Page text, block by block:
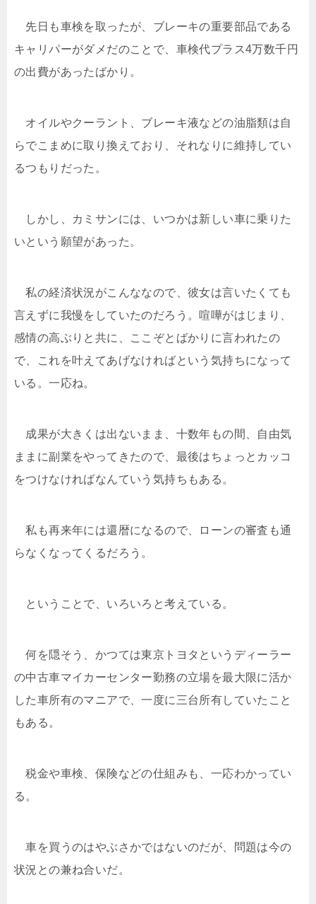
先日も車検を取ったが、ブレーキの重要部品である
キャリパーがダメだのことで、車検代プラス4万数千円
の出費があったばかり。
オイルやクーラント、ブレーキ液などの油脂類は自
らでこまめに取り換えており、それなりに維持してい
るつもりだった。
しかし、カミサンには、いつかは新しい車に乗りた
いという願望があった。
私の経済状況がこんななので、彼女は言いたくても
言えずに我慢をしていたのだろう。喧嘩がはじまり、
感情の高ぶりと共に、ここぞとばかりに言われたの
で、これを叶えてあげなければという気持ちになって
いる。一応ね。
成果が大きくは出ないまま、十数年もの間、自由気
ままに副業をやってきたので、最後はちょっとカッコ
をつけなければなんていう気持ちもある。
私も再来年には還暦になるので、ローンの審査も通
らなくなってくるだろう。
ということで、いろいろと考えている。
何を隠そう、かつては東京トヨタというディーラー
の中古車マイカーセンター勤務の立場を最大限に活か
した車所有のマニアで、一度に三台所有していたこと
もある。
税金や車検、保険などの仕組みも、一応わかってい
る。
車を買うのはやぶさかではないのだが、問題は今の
状況との兼ね合いだ。